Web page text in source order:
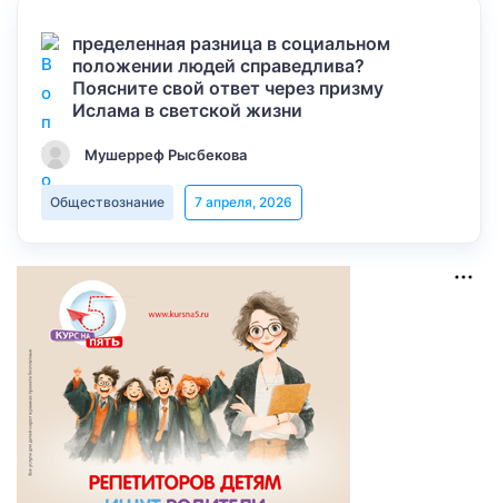
пределенная разница в социальном
положении людей справедлива?
Поясните свой ответ через призму
Ислама в светской жизни
Мушерреф Рысбекова
Обществознание 7 апреля, 2026